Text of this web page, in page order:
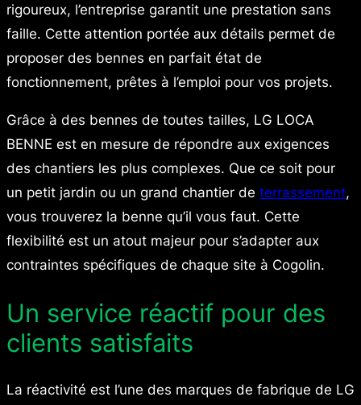
rigoureux, l’entreprise garantit une prestation sans
faille. Cette attention portée aux détails permet de
proposer des bennes en parfait état de
fonctionnement, prêtes à l’emploi pour vos projets.
Grâce à des bennes de toutes tailles, LG LOCA
BENNE est en mesure de répondre aux exigences
des chantiers les plus complexes. Que ce soit pour
un petit jardin ou un grand chantier de terrassement,
vous trouverez la benne qu’il vous faut. Cette
flexibilité est un atout majeur pour s’adapter aux
contraintes spécifiques de chaque site à Cogolin.
Un service réactif pour des
clients satisfaits
La réactivité est l’une des marques de fabrique de LG